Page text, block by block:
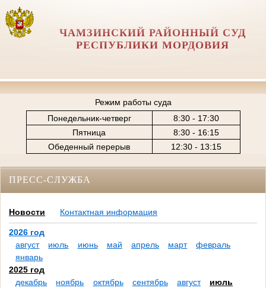
ЧАМЗИНСКИЙ РАЙОННЫЙ СУД
РЕСПУБЛИКИ МОРДОВИЯ
Режим работы суда
Понедельник-четверг
8:30 - 17:30
Пятница
8:30 - 16:15
Обеденный перерыв
12:30 - 13:15
ПРЕСС-СЛУЖБА
Новости Контактная информация
2026 год
август
июль июнь май апрель март
февраль
январь
2025 год
декабрь
ноябрь октябрь сентябрь август
июль